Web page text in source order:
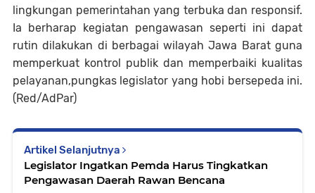
lingkungan pemerintahan yang terbuka dan responsif.
Ia berharap kegiatan pengawasan seperti ini dapat
rutin dilakukan di berbagai wilayah Jawa Barat guna
memperkuat kontrol publik dan memperbaiki kualitas
pelayanan,pungkas legislator yang hobi bersepeda ini.
(Red/AdPar)
Artikel Selanjutnya
Legislator Ingatkan Pemda Harus Tingkatkan
Pengawasan Daerah Rawan Bencana